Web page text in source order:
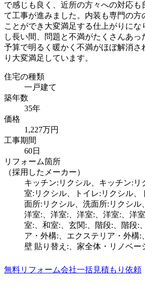
で感じも良く、近所の方々への対応も
て工事が進みました。内装も専門の方
ことができ大変満足する仕上がりにな
し長い間、問題と不満がたくさんあ
予算で明るく暖かく不満がほぼ解消さ
り大変満足しています。
住宅の種類
一戸建て
築年数
35年
価格
1,227万円
工事期間
60日
リフォーム箇所
（採用したメーカー）
キッチン:リクシル、キッチン:リ
室:リクシル、トイレ:リクシル、
面所:リクシル、洗面所:リクシル
洋室:、洋室:、洋室:、洋室:、洋
室:、和室:、玄関:、階段:、階段:
ア・外構:、エクステリア・外構:
壁 貼り替え:、家全体・リノベー
無料リフォーム会社一括見積もり依頼